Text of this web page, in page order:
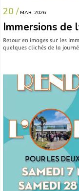
20 / MAR. 2026
Immersions de
Retour en images sur les
quelques clichés de la